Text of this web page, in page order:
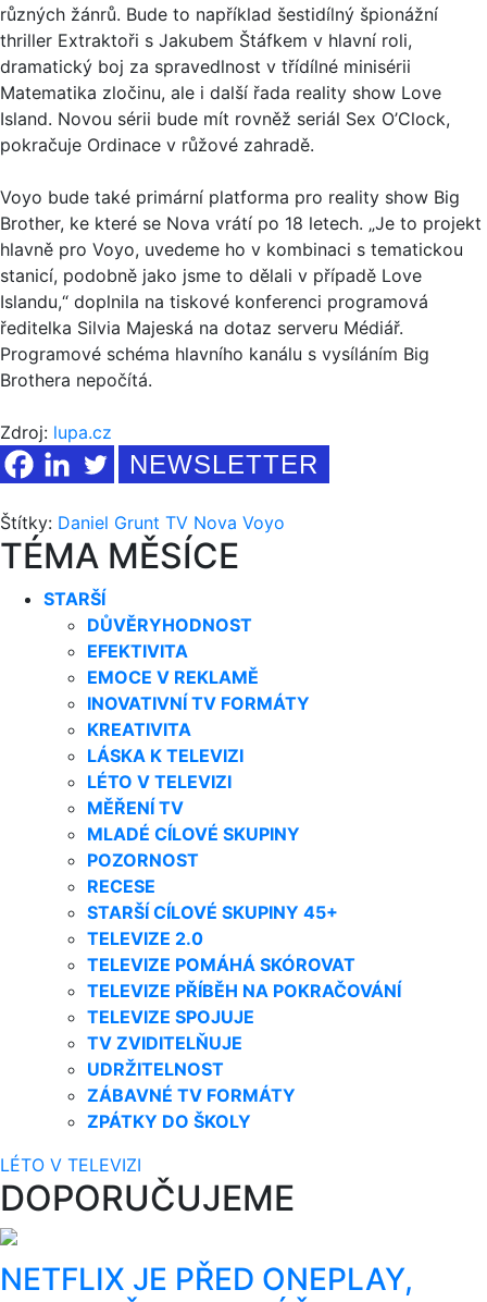
různých žánrů. Bude to například šestidílný špionážní
thriller Extraktoři s Jakubem Štáfkem v hlavní roli,
dramatický boj za spravedlnost v třídílné minisérii
Matematika zločinu, ale i další řada reality show Love
Island. Novou sérii bude mít rovněž seriál Sex O’Clock,
pokračuje Ordinace v růžové zahradě.
Voyo bude také primární platforma pro reality show Big
Brother, ke které se Nova vrátí po 18 letech. „Je to projekt
hlavně pro Voyo, uvedeme ho v kombinaci s tematickou
stanicí, podobně jako jsme to dělali v případě Love
Islandu,“ doplnila na tiskové konferenci programová
ředitelka Silvia Majeská na dotaz serveru Médiář.
Programové schéma hlavního kanálu s vysíláním Big
Brothera nepočítá.
Zdroj: lupa.cz
NEWSLETTER
Štítky: Daniel Grunt TV Nova Voyo
TÉMA MĚSÍCE
STARŠÍ
DŮVĚRYHODNOST
EFEKTIVITA
EMOCE V REKLAMĚ
INOVATIVNÍ TV FORMÁTY
KREATIVITA
LÁSKA K TELEVIZI
LÉTO V TELEVIZI
MĚŘENÍ TV
MLADÉ CÍLOVÉ SKUPINY
POZORNOST
RECESE
STARŠÍ CÍLOVÉ SKUPINY 45+
TELEVIZE 2.0
TELEVIZE POMÁHÁ SKÓROVAT
TELEVIZE PŘÍBĚH NA POKRAČOVÁNÍ
TELEVIZE SPOJUJE
TV ZVIDITELŇUJE
UDRŽITELNOST
ZÁBAVNÉ TV FORMÁTY
ZPÁTKY DO ŠKOLY
LÉTO V TELEVIZI
DOPORUČUJEME
NETFLIX JE PŘED ONEPLAY,